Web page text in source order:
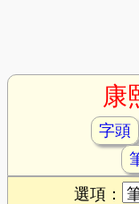
康
字頭
選項：